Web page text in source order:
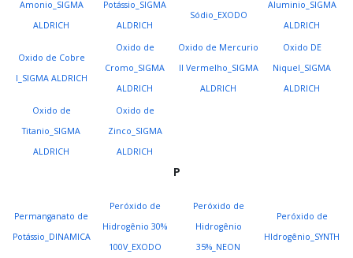
Amonio_SIGMA
ALDRICH
Potássio_SIGMA
ALDRICH
Sódio_EXODO
Aluminio_SIGMA
ALDRICH
Oxido de Cobre
I_SIGMA ALDRICH
Oxido de
Cromo_SIGMA
ALDRICH
Oxido de Mercurio
II Vermelho_SIGMA
ALDRICH
Oxido DE
Niquel_SIGMA
ALDRICH
Oxido de
Titanio_SIGMA
ALDRICH
Oxido de
Zinco_SIGMA
ALDRICH
P
Permanganato de
Potássio_DINAMICA
Peróxido de
Hidrogênio 30%
100V_EXODO
Peróxido de
Hidrogênio
35%_NEON
Peróxido de
HIdrogênio_SYNTH